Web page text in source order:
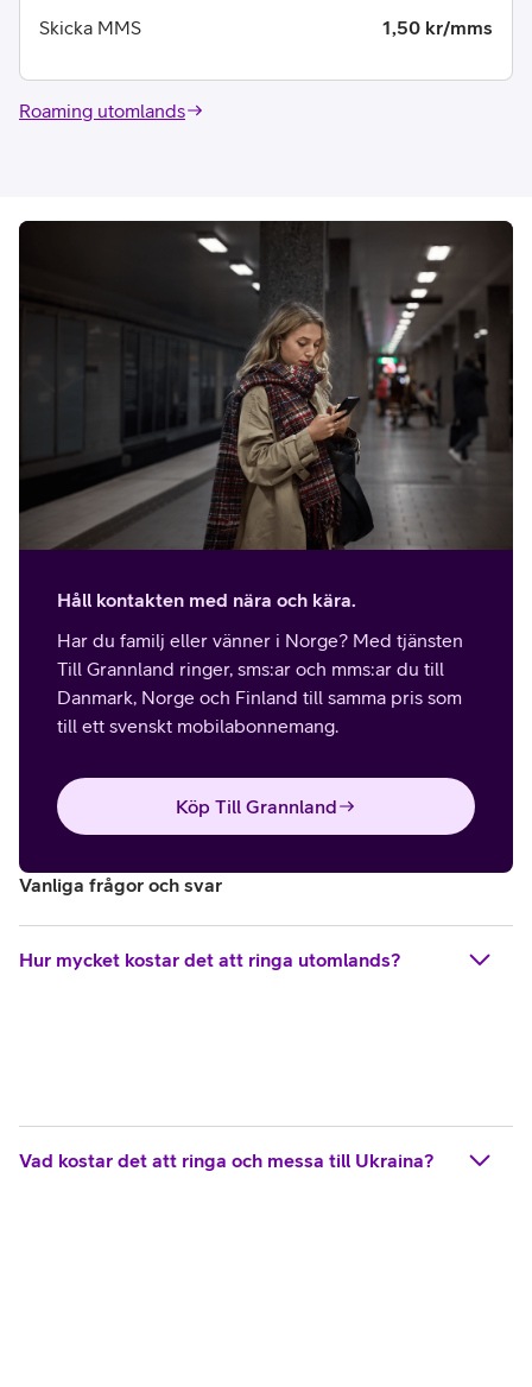
Skicka MMS 1,50 kr/mms
Roaming utomlands
Håll kontakten med nära och kära.
Har du familj eller vänner i Norge? Med tjänsten
Till Grannland ringer, sms:ar och mms:ar du till
Danmark, Norge och Finland till samma pris som
till ett svenskt mobilabonnemang.
Köp Till Grannland
Vanliga frågor och svar
Hur mycket kostar det att ringa utomlands?
Vad kostar det att ringa och messa till Ukraina?